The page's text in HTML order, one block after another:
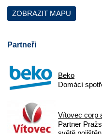
ZOBRAZIT MAPU
Partneři
Beko
Domácí
Vítovec corp
Partner